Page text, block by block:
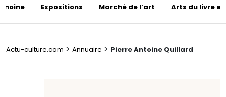
Expositions Marché de l’art Arts du livre
Actu-culture.com > Annuaire > Pierre Antoine Quillard